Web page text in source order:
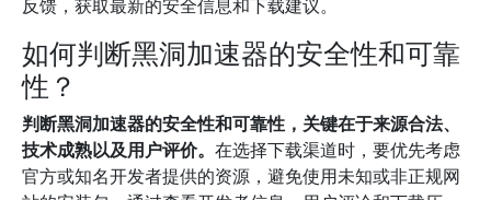
反馈，获取最新的安全信息和下载建议。
如何判断黑洞加速器的安全性和可靠
性？
判断黑洞加速器的安全性和可靠性，关键在于来源合法、
技术成熟以及用户评价。 在选择下载渠道时，要优先考虑
官方或知名开发者提供的资源，避免使用未知或非正规网